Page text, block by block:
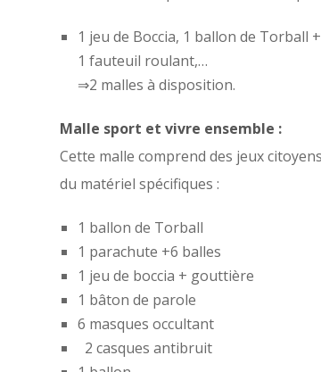
1 jeu de Boccia, 1 ballon de Torball
1 fauteuil roulant,…
⇒2 malles à disposition.
Malle sport et vivre ensemble :
Cette malle comprend des jeux
du matériel spécifiques :
1 ballon de Torball
1 parachute +6 balles
1 jeu de boccia + gouttière
1 bâton de parole
6 masques occultant
2 casques antibruit